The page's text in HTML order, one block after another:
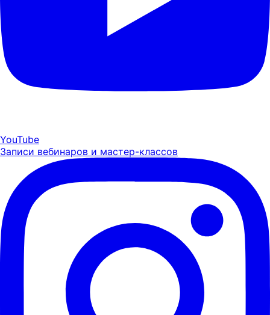
YouTube
Записи вебинаров и мастер-классов